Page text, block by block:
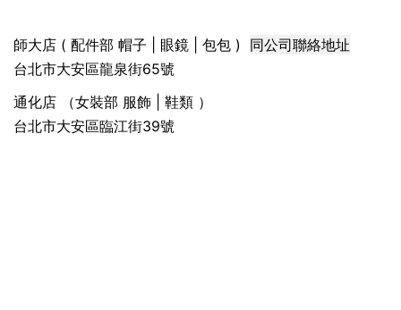
師大店 ( 配件部 帽子 | 眼鏡 | 包包 ) 同公司聯絡地址
台北市大安區龍泉街65號
通化店 （女裝部 服飾 | 鞋類 ）
台北市大安區臨江街39號